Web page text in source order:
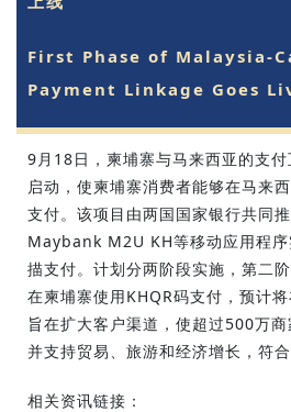
First Phase of Malaysia-
Payment Linkage Goes
9月18日，柬埔寨与马来西亚的支
启动，使柬埔寨消费者能够在马来
支付。该项目由两国国家银行共同
Maybank M2U KH等移动应用程
描支付。计划分两阶段实施，第二
在柬埔寨使用KHQR码支付，预计
旨在扩大客户渠道，使超过500万商
并支持贸易、旅游和经济增长，符
相关资讯链接：